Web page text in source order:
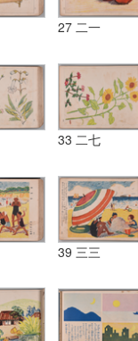
27 二一
33 二七
39 三三